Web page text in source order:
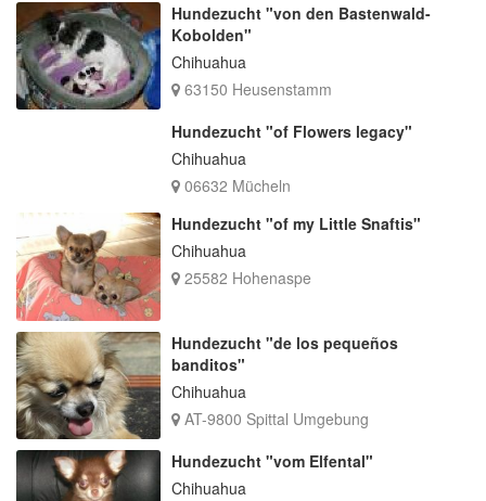
Hundezucht "von den Bastenwald-
Kobolden"
Chihuahua
63150 Heusenstamm
Hundezucht "of Flowers legacy"
Chihuahua
06632 Mücheln
Hundezucht "of my Little Snaftis"
Chihuahua
25582 Hohenaspe
Hundezucht "de los pequeños
banditos"
Chihuahua
AT-9800 Spittal Umgebung
Hundezucht "vom Elfental"
Chihuahua